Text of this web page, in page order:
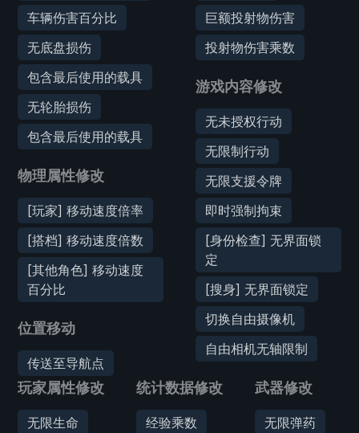
车辆伤害百分比
无底盘损伤
包含最后使用的载具
无轮胎损伤
包含最后使用的载具
物理属性修改
[玩家] 移动速度倍率
[搭档] 移动速度倍数
[其他角色] 移动速度
百分比
位置移动
传送至导航点
巨额投射物伤害
投射物伤害乘数
游戏内容修改
无未授权行动
无限制行动
无限支援令牌
即时强制拘束
[身份检查] 无界面锁
定
[搜身] 无界面锁定
切换自由摄像机
自由相机无轴限制
玩家属性修改
无限生命
统计数据修改
经验乘数
武器修改
无限弹药